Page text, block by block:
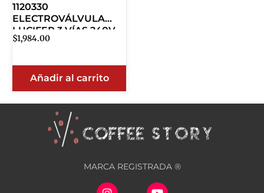
1120330
ELECTROVÁLVULA
LUCIFER 3 VÍAS 240V
50HZ
$1,984.00
Añadir al carrito
MARCA REGISTRADA ®